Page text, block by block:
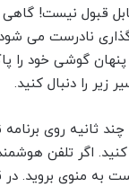
قبول نیست! گاهی
نادرست می
گوشی خود را
زیر را دنبال کنید.
چند ثانیه روی
اگر تلفن
به منوی بروید.